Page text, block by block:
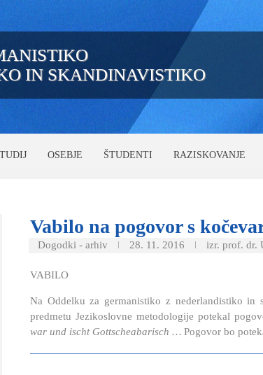
IN SKANDINAVISTIKO
OSEBJE ŠTUDENTI RAZISKOVANJE
Vabilo na pogovor s
Dogodki - arhiv 28. 11. 2016 izr. prof. dr.
VABILO
Na Oddelku za germanistiko z nederlandistiko
predmetu Jezikoslovne metodologije potekal
war und ischt Gottscheabarisch … Pogovor bo